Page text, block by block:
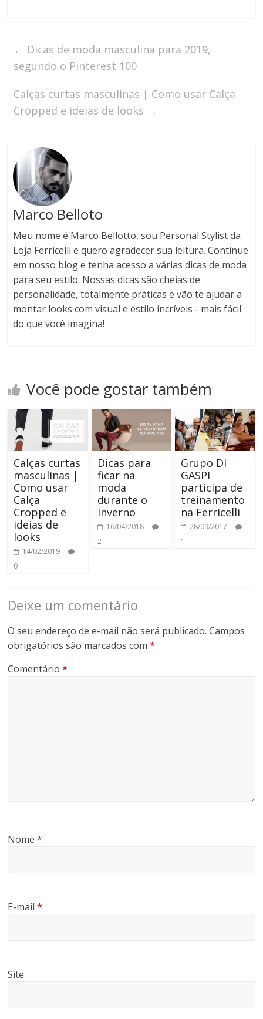
← Dicas de moda masculina para 2019,
segundo o Pinterest 100
Calças curtas masculinas | Como usar Calça
Cropped e ideias de looks →
Marco Belloto
Meu nome é Marco Bellotto, sou Personal Stylist da
Loja Ferricelli e quero agradecer sua leitura. Continue
em nosso blog e tenha acesso a várias dicas de moda
para seu estilo. Nossas dicas são cheias de
personalidade, totalmente práticas e vão te ajudar a
montar looks com visual e estilo incríveis - mais fácil
do que você imagina!
Você pode gostar também
Calças curtas
masculinas |
Como usar
Calça
Cropped e
ideias de
looks
14/02/2019
0
Dicas para
ficar na
moda
durante o
Inverno
16/04/2018
2
Grupo DI
GASPI
participa de
treinamento
na Ferricelli
28/09/2017
1
Deixe um comentário
O seu endereço de e-mail não será publicado. Campos
obrigatórios são marcados com*
Comentário*
Nome*
E-mail*
Site